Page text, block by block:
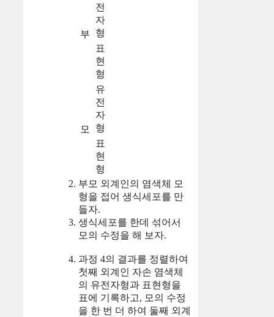
부
전
자
형
표
현
형
모
유
전
자
형
표
현
형
부모 외계인의 염색체 모
형을 접어 생식세포를 만
들자.
생식세포를 한데 섞어서
모의 수정을 해 보자.
과정 4의 결과를 정렬하여
첫째 외계인 자손 염색체
의 유전자형과 표현형을
표에 기록하고, 모의 수정
을 한 번 더 하여 둘째 외계